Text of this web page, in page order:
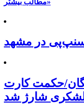
مطالب بیشتر»
در مشهد
حکمت کارت
لشکری شارژ شد